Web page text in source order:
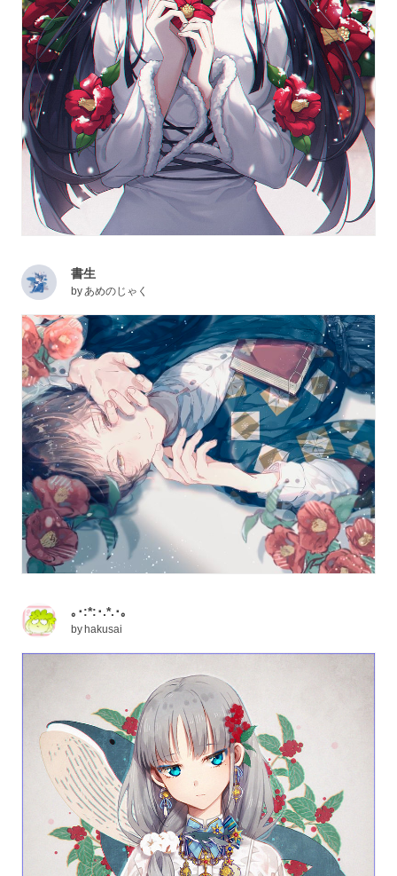
書生
byあめのじゃく
｡･:*:･.*.･｡
by hakusai